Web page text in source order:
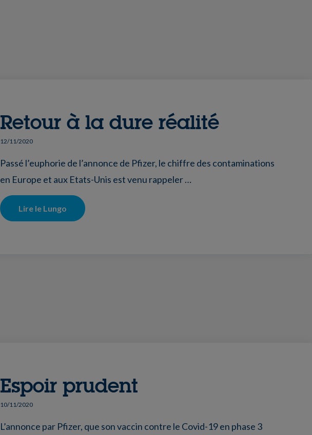
Retour à la dure réalité
12/11/2020
Passé l’euphorie de l’annonce de Pfizer, le chiffre des contaminations
en Europe et aux Etats-Unis est venu rappeler …
Lire le Lungo
Espoir prudent
10/11/2020
L’annonce par Pfizer, que son vaccin contre le Covid-19 en phase 3